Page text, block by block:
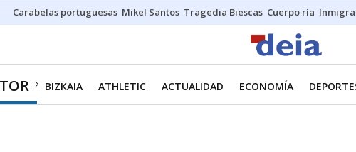
Carabelas portuguesas Mikel Santos Tragedia Biescas Cuerpo ría
BIZKAIA ATHLETIC ACTUALIDAD ECONOMÍA